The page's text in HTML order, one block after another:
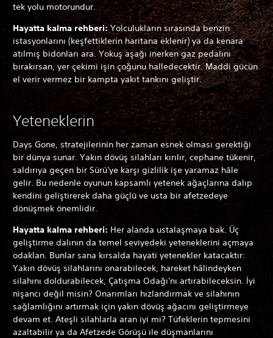
tek yolu motorundur.
Hayatta kalma rehberi:Yolculukların sırasında benzin
istasyonlarını (keşfettiklerin haritana eklenir) ya da kenara
atılmış bidonları ara. Yokuş aşağı inerken gaz pedalını
bırakırsan, yer çekimi işin çoğunu halledecektir. Maddi gücün
el verir vermez bir kampta yakıt tankını geliştir.
Yeteneklerin
Days Gone, stratejilerinin her zaman esnek olması gerektiği
bir dünya sunar. Yakın dövüş silahları kırılır, cephane tükenir,
saldırıya geçen bir Sürü'ye karşı gizlilik işe yaramaz hâle
gelir. Bu nedenle oyunun kapsamlı yetenek ağaçlarına dalıp
kendini geliştirerek daha güçlü ve usta bir afetzedeye
dönüşmek önemlidir.
Hayatta kalma rehberi: Her alanda ustalaşmaya bak. Üç
geliştirme dalının da temel seviyedeki yeteneklerini açmaya
odaklan. Bunlar sana kırsalda hayati yetenekler katacaktır:
Yakın dövüş silahlarını onarabilecek, hareket hâlindeyken
silahını doldurabilecek, Çatışma Odağı'nı artırabileceksin. İyi
nişancı değil misin? Onarımları hızlandırmak ve silahının
sağlamlığını artırmak için yakın dövüş ağacını geliştirmeye
devam et. Ateşli silahlarla aran iyi mi? Tüfeklerin tepmesini
azaltabilir ya da Afetzede Görüşü ile düşmanlarını